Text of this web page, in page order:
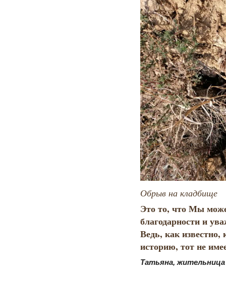
Обрыв на кладбище
Это то, что Мы
благодарности и
Ведь, как
историю, тот не
Татьяна, жительница